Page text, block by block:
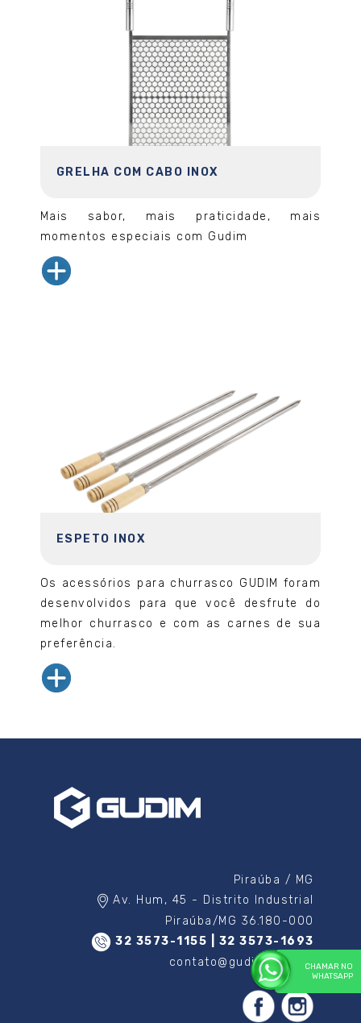
GRELHA COM CABO INOX
Mais sabor, mais praticidade, mais
momentos especiais com Gudim
ESPETO INOX
Os acessórios para churrasco GUDIM foram
desenvolvidos para que você desfrute do
melhor churrasco e com as carnes de sua
preferência.
Piraúba / MG
Av. Hum, 45 - Distrito Industrial
Piraúba/MG 36.180-000
32 3573-1155 | 32 3573-1693
contato@gudim.com.brCHAMAR NO
WHATSAPP